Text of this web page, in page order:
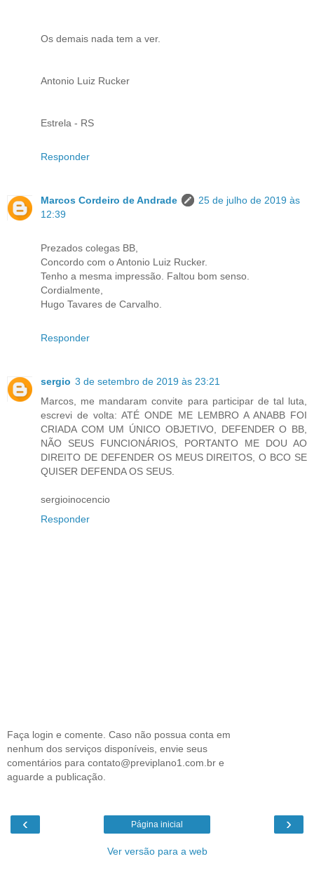
Os demais nada tem a ver.
Antonio Luiz Rucker
Estrela - RS
Responder
Marcos Cordeiro de Andrade
25 de julho de 2019 às
12:39
Prezados colegas BB,
Concordo com o Antonio Luiz Rucker.
Tenho a mesma impressão. Faltou bom senso.
Cordialmente,
Hugo Tavares de Carvalho.
Responder
sergio 3 de setembro de 2019 às 23:21
Marcos, me mandaram convite para participar de tal luta,
escrevi de volta: ATÉ ONDE ME LEMBRO A ANABB FOI
CRIADA COM UM ÚNICO OBJETIVO, DEFENDER O BB,
NÃO SEUS FUNCIONÁRIOS, PORTANTO ME DOU AO
DIREITO DE DEFENDER OS MEUS DIREITOS, O BCO SE
QUISER DEFENDA OS SEUS.
sergioinocencio
Responder
Faça login e comente. Caso não possua conta em
nenhum dos serviços disponíveis, envie seus
comentários para contato@previplano1.com.br e
aguarde a publicação.
‹ ›
Página inicial
Ver versão para a web